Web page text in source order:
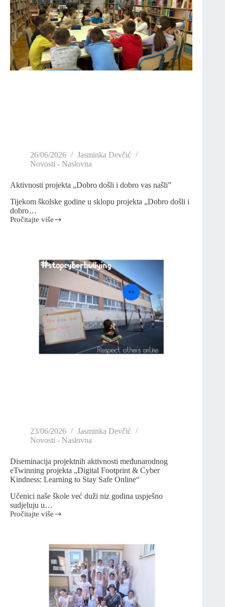
26/06/2026
Jasminka Devčić
Novosti - Naslovna
Aktivnosti projekta „Dobro došli i dobro vas našli”
Tijekom školske godine u sklopu projekta „Dobro došli i
dobro…
Pročitajte više
23/06/2026
Jasminka Devčić
Novosti - Naslovna
Diseminacija projektnih aktivnosti međunarodnog
eTwinning projekta „Digital Footprint & Cyber
Kindness: Learning to Stay Safe Online“
Učenici naše škole već duži niz godina uspješno
sudjeluju u…
Pročitajte više